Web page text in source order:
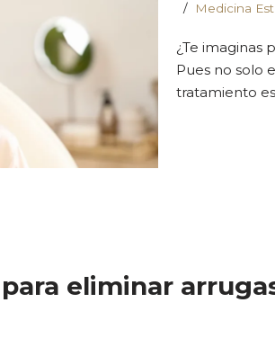
Medicina
¿Te imaginas
Pues no solo
tratamiento
eliminar